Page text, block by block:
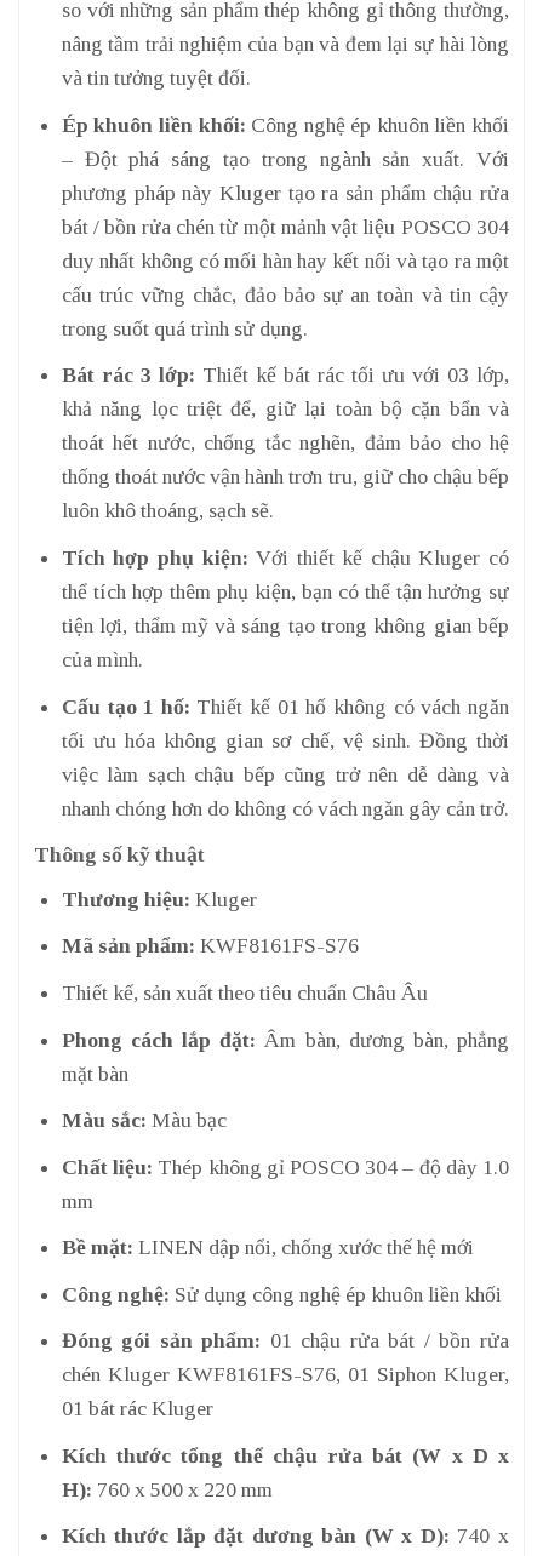
so với những sản phẩm thép không gỉ thông thường,
nâng tầm trải nghiệm của bạn và đem lại sự hài lòng
và tin tưởng tuyệt đối.
Ép khuôn liền khối: Công nghệ ép khuôn liền khối
– Đột phá sáng tạo trong ngành sản xuất. Với
phương pháp này Kluger tạo ra sản phẩm chậu rửa
bát / bồn rửa chén từ một mảnh vật liệu POSCO 304
duy nhất không có mối hàn hay kết nối và tạo ra một
cấu trúc vững chắc, đảo bảo sự an toàn và tin cậy
trong suốt quá trình sử dụng.
Bát rác 3 lớp: Thiết kế bát rác tối ưu với 03 lớp,
khả năng lọc triệt để, giữ lại toàn bộ cặn bẩn và
thoát hết nước, chống tắc nghẽn, đảm bảo cho hệ
thống thoát nước vận hành trơn tru, giữ cho chậu bếp
luôn khô thoáng, sạch sẽ.
Tích hợp phụ kiện: Với thiết kế chậu Kluger có
thể tích hợp thêm phụ kiện, bạn có thể tận hưởng sự
tiện lợi, thẩm mỹ và sáng tạo trong không gian bếp
của mình.
Cấu tạo 1 hố: Thiết kế 01 hố không có vách ngăn
tối ưu hóa không gian sơ chế, vệ sinh. Đồng thời
việc làm sạch chậu bếp cũng trở nên dễ dàng và
nhanh chóng hơn do không có vách ngăn gây cản trở.
Thông số kỹ thuật
Thương hiệu: Kluger
Mã sản phẩm: KWF8161FS-S76
Thiết kế, sản xuất theo tiêu chuẩn Châu Âu
Phong cách lắp đặt: Âm bàn, dương bàn, phẳng
mặt bàn
Màu sắc: Màu bạc
Chất liệu: Thép không gỉ POSCO 304 – độ dày 1.0
mm
Bề mặt: LINEN dập nổi, chống xước thế hệ mới
Công nghệ: Sử dụng công nghệ ép khuôn liền khối
Đóng gói sản phẩm: 01 chậu rửa bát / bồn rửa
chén Kluger KWF8161FS-S76, 01 Siphon Kluger,
01 bát rác Kluger
Kích thước tổng thể chậu rửa bát (W x D x
H): 760 x 500 x 220 mm
Kích thước lắp đặt dương bàn (W x D): 740 x